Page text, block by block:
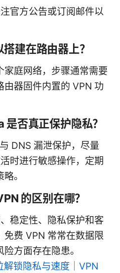
官方公告或订阅邮件以
建在路由器上？
家庭网络，步骤通常需要
由器固件内置的 VPN 功
否真正保护隐私？
DNS 漏泄保护，尽量
时进行敏感操作，定期
。
的区别在哪？
稳定性、隐私保护和客
免费 VPN 常常在数据限
方面存在隐患。
锁隐私与速度｜VPN